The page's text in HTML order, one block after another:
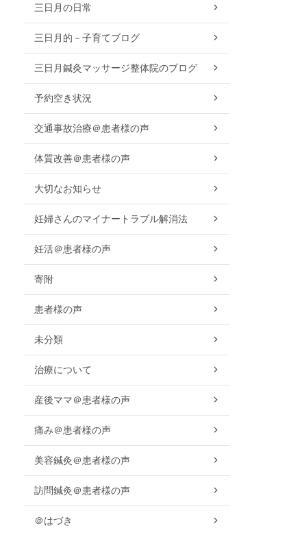
三日月の日常
三日月的－子育てブログ
三日月鍼灸マッサージ整体院のブログ
予約空き状況
交通事故治療＠患者様の声
体質改善＠患者様の声
大切なお知らせ
妊婦さんのマイナートラブル解消法
妊活＠患者様の声
寄附
患者様の声
未分類
治療について
産後ママ＠患者様の声
痛み＠患者様の声
美容鍼灸＠患者様の声
訪問鍼灸＠患者様の声
＠はづき